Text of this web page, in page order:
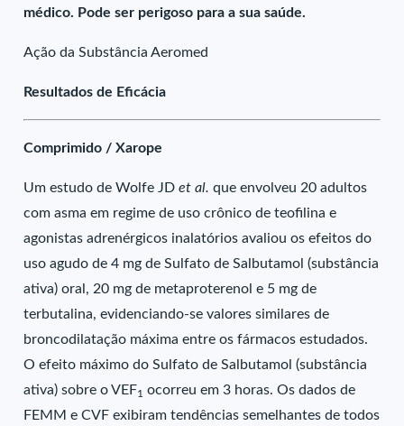
médico. Pode ser perigoso para a sua saúde.
Ação da Substância Aeromed
Resultados de Eficácia
Comprimido / Xarope
Um estudo de Wolfe JDet al. que envolveu 20 adultos
com asma em regime de uso crônico de teofilina e
agonistas adrenérgicos inalatórios avaliou os efeitos do
uso agudo de 4 mg de Sulfato de Salbutamol (substância
ativa) oral, 20 mg de metaproterenol e 5 mg de
terbutalina, evidenciando-se valores similares de
broncodilatação máxima entre os fármacos estudados.
O efeito máximo do Sulfato de Salbutamol (substância
ativa) sobre o VEF1 ocorreu em 3 horas. Os dados de
FEMM e CVF exibiram tendências semelhantes de todos